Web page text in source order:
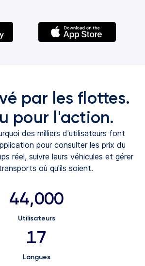
onglet)
par les flottes.
pour l'action.
des milliers d'utilisateurs font
pour consulter les prix du
réel, suivre leurs véhicules et gérer
où qu'ils soient.
44,000
Utilisateurs
17
Langues